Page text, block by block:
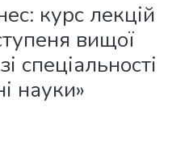
курс лекцій
вищої
спеціальності
науки»